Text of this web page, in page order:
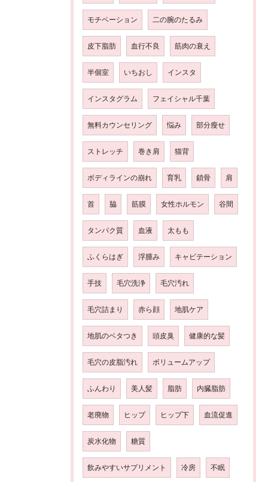
モチベーション 二の腕のたるみ
皮下脂肪 血行不良 筋肉の衰え
半個室 いちおし インスタ
インスタグラム フェイシャル千葉
無料カウンセリング 悩み 部分瘦せ
ストレッチ 巻き肩 猫背
ボディラインの崩れ 育乳 鎖骨 肩
首 脇 筋膜 女性ホルモン 谷間
タンパク質 血液 太もも
ふくらはぎ 浮腫み キャビテーション
手技 毛穴洗浄 毛穴汚れ
毛穴詰まり 赤ら顔 地肌ケア
地肌のベタつき 頭皮臭 健康的な髪
毛穴の皮脂汚れ ボリュームアップ
ふんわり 美人髪 脂肪 内臓脂肪
老廃物 ヒップ ヒップ下 血流促進
炭水化物 糖質
飲みやすいサプリメント 冷房 不眠